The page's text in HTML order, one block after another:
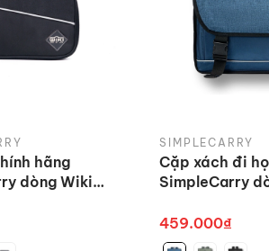
hãng
dòng Wiki
SIMPLECARRY
Cặp xách đi
SimpleCarry
459.000₫